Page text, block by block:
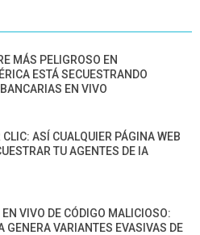
MÁS PELIGROSO EN
ESTÁ SECUESTRANDO
EN VIVO
ASÍ CUALQUIER PÁGINA WEB
TU AGENTES DE IA
VIVO DE CÓDIGO MALICIOSO:
GENERA VARIANTES EVASIVAS DE